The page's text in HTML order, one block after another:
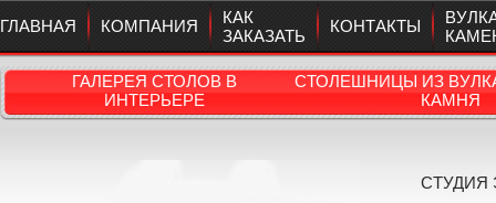
ГЛАВНАЯ КОМПАНИЯ
КАК
ЗАКАЗАТЬ
КОНТАКТЫ
ГАЛЕРЕЯ СТОЛОВ В
ИНТЕРЬЕРЕ
СТОЛЕШНИЦЫ ИЗ
КАМНЯ
СТУДИЯ